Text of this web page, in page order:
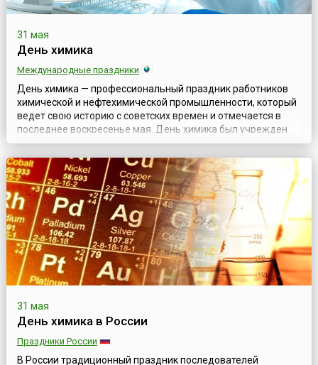
31 мая
День химика
Международные праздники
День химика — профессиональный праздник работников
химической и нефтехимической промышленности, который
ведет свою историю с советских времен и отмечается в
последнее воскресенье мая. День химика был учрежден
Указом Президиума Верховного Совета СССР от 1 октября
1980 года №3018-Х «О праздничных и памятных днях».
После распада СССР традиция отмечать его в последнее
воскресенье мая сохранилась н...
31 мая
День химика в России
Праздники России
В России традиционный праздник последователей